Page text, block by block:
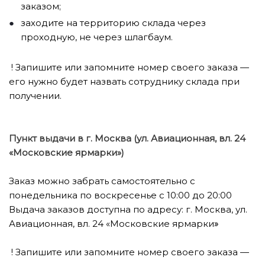
заказом;
заходите на территорию склада через
проходную, не через шлагбаум.
! Запишите или запомните номер своего заказа —
его нужно будет назвать сотруднику склада при
получении.
Пункт выдачи в г. Москва (ул. Авиационная, вл. 24
«Московские ярмарки»)
Заказ можно забрать самостоятельно с
понедельника по воскресенье с 10:00 до 20:00
Выдача заказов доступна по адресу: г. Москва, ул.
Авиационная, вл. 24 «Московские ярмарки»
! Запишите или запомните номер своего заказа —